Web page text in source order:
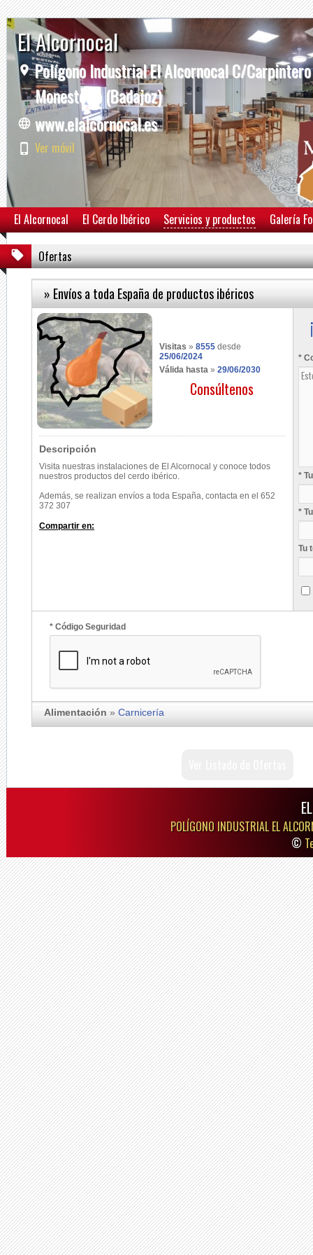
El Alcornocal
Polígono Industrial El Alcornocal C/
Monesterio (Badajoz)
www.elalcornocal.es
Ver móvil
El Alcornocal El Cerdo Ibérico Servicios y productos Galería
Ofertas
» Envíos a toda España de productos ibéricos
Visitas » 8555 desde
25/06/2024
Válida hasta » 29/06/2030
Consúltenos
Descripción
Visita nuestras instalaciones de El Alcornocal y conoce todos
nuestros productos del cerdo ibérico.
Además, se realizan envíos a toda España, contacta en el 652
372 307
Compartir en:
*
*
*
Tu
* Código Seguridad
Alimentación » Carnicería
POLÍGONO INDUSTRIAL EL
©